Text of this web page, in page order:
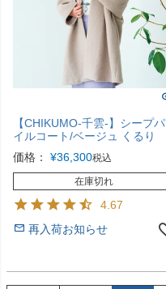
【CHIKUMO-千雲-】シープパ
イルコート/ベージュ くるり
価格：
¥36,300税込
在庫切れ
4.67
再入荷お知らせ